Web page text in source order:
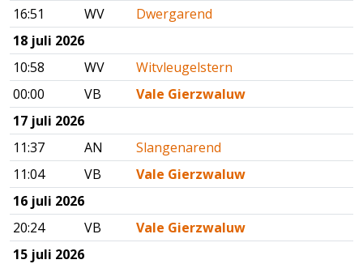
16:51
WV
Dwergarend
18 juli 2026
10:58
WV
Witvleugelstern
00:00
VB
Vale Gierzwaluw
17 juli 2026
11:37
AN
Slangenarend
11:04
VB
Vale Gierzwaluw
16 juli 2026
20:24
VB
Vale Gierzwaluw
15 juli 2026